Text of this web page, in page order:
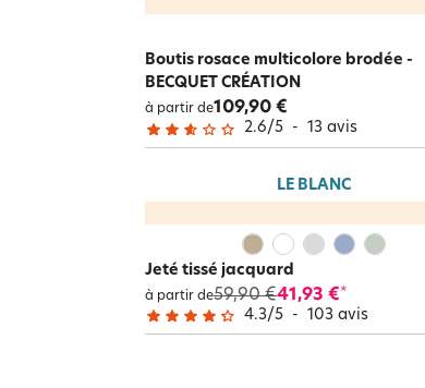
Boutis rosace multicolore brodée -
BECQUET CRÉATION
à partir de109,90 €
2.6/5 - 13 avis
LE BLANC
Jeté tissé jacquard
à partir de59,90 €41,93 €*
4.3/5 - 103 avis